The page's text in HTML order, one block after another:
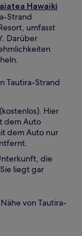
Hawaiki
Strand
umfasst
Darüber
Tautira-Strand
Hier
dem Auto
dem Auto nur
die
liegt gar
von Tautira-